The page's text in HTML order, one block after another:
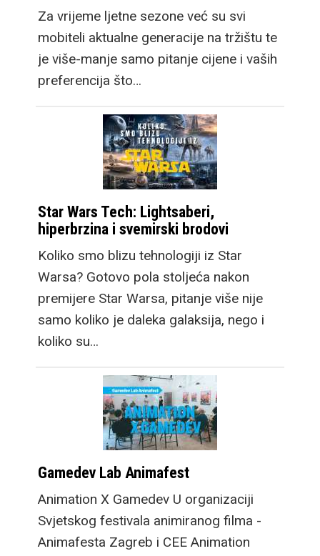
Za vrijeme ljetne sezone već su svi
mobiteli aktualne generacije na tržištu te
je više-manje samo pitanje cijene i vaših
preferencija što…
Star Wars Tech: Lightsaberi,
hiperbrzina i svemirski brodovi
Koliko smo blizu tehnologiji iz Star
Warsa? Gotovo pola stoljeća nakon
premijere Star Warsa, pitanje više nije
samo koliko je daleka galaksija, nego i
koliko su…
Gamedev Lab Animafest
Animation X Gamedev U organizaciji
Svjetskog festivala animiranog filma -
Animafesta Zagreb i CEE Animation